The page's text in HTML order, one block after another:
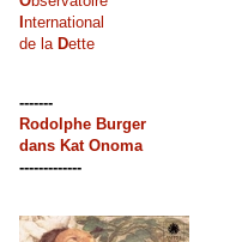
International
de la Dette
-------
Rodolphe Burger
dans Kat Onoma
-------------